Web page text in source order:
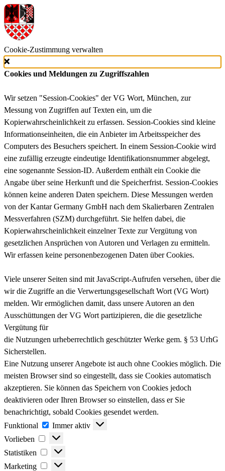
Cookie-Zustimmung verwalten
Cookies und Meldungen zu Zugriffszahlen
Wir setzen "Session-Cookies" der VG Wort, München, zur
Messung von Zugriffen auf Texten ein, um die
Kopierwahrscheinlichkeit zu erfassen. Session-Cookies sind kleine
Informationseinheiten, die ein Anbieter im Arbeitsspeicher des
Computers des Besuchers speichert. In einem Session-Cookie wird
eine zufällig erzeugte eindeutige Identifikationsnummer abgelegt,
eine sogenannte Session-ID. Außerdem enthält ein Cookie die
Angabe über seine Herkunft und die Speicherfrist. Session-Cookies
können keine anderen Daten speichern. Diese Messungen werden
von der Kantar Germany GmbH nach dem Skalierbaren Zentralen
Messverfahren (SZM) durchgeführt. Sie helfen dabei, die
Kopierwahrscheinlichkeit einzelner Texte zur Vergütung von
gesetzlichen Ansprüchen von Autoren und Verlagen zu ermitteln.
Wir erfassen keine personenbezogenen Daten über Cookies.
Viele unserer Seiten sind mit JavaScript-Aufrufen versehen, über die
wir die Zugriffe an die Verwertungsgesellschaft Wort (VG Wort)
melden. Wir ermöglichen damit, dass unsere Autoren an den
Ausschüttungen der VG Wort partizipieren, die die gesetzliche
Vergütung für
die Nutzungen urheberrechtlich geschützter Werke gem. § 53 UrhG
Sicherstellen.
Eine Nutzung unserer Angebote ist auch ohne Cookies möglich. Die
meisten Browser sind so eingestellt, dass sie Cookies automatisch
akzeptieren. Sie können das Speichern von Cookies jedoch
deaktivieren oder Ihren Browser so einstellen, dass er Sie
benachrichtigt, sobald Cookies gesendet werden.
Funktional
Funktional
Immer aktiv
Vorlieben
Vorlieben
Statistiken
Statistiken
Marketing
Marketing